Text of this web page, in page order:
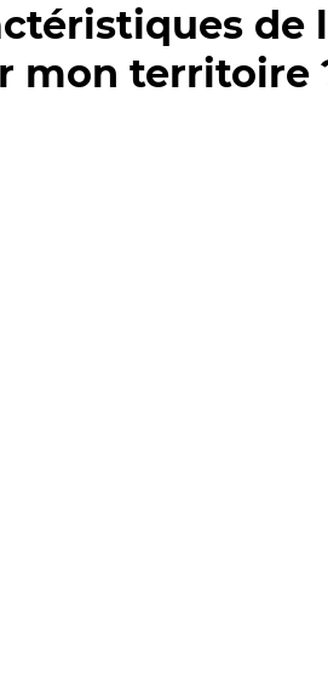
de
mon territoire